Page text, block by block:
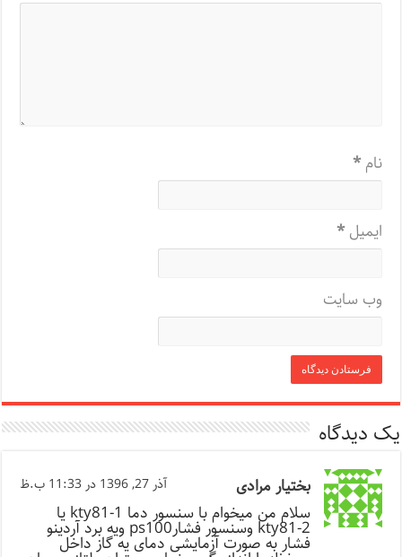
نام*
ایمیل*
وب‌ سایت
یک دیدگاه
بختیار مرادی آذر 27, 1396 در 11:33 ب.ظ
سلام من میخوام با سنسور دما kty81-1 یا
kty81-2 وسنسور فشارps100 ویه برد آردینو
فشار به صورت آزمایشی دمای یه گاز داخل